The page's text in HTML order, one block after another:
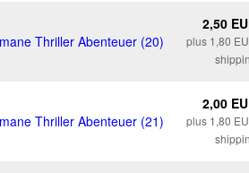
Thriller Abenteuer (20)
2,50
plus 1,80
Thriller Abenteuer (21)
2,00
plus 1,80